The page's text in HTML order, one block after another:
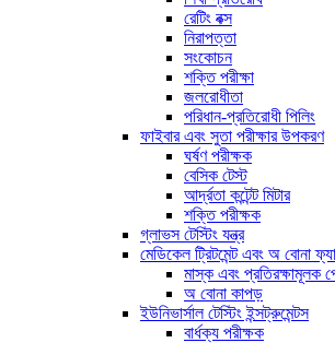
রেটিং বক্স
নিরাপত্তা
সংকোচন
শক্তি পরীক্ষা
জলরোধীতা
পরিধান-প্রতিরোধী পিলিং
ফাইবার এবং সুতা পরীক্ষার উপকরণ
ঘর্ষণ পরীক্ষক
বেসিক টেস্ট
আর্দ্রতা কন্টেন্ট মিটার
শক্তি পরীক্ষক
গ্লাভস টেস্টিং যন্ত্র
মেডিকেল ট্রিটমেন্ট এবং অ বোনা
মাস্ক এবং প্রতিরক্ষামূলক
অ বোনা কাপড়
ইউনিভার্সাল টেস্টিং ইন্সট্রুমেন্টস
বার্ধক্য পরীক্ষক